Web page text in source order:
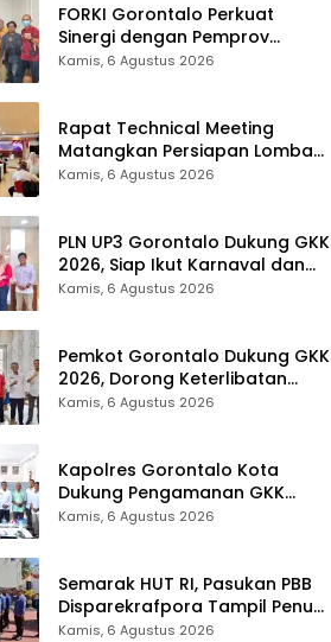
FORKI Gorontalo Perkuat
Sinergi dengan Pemprov
Jelang Kejurda Liga 1 Piala
Kamis, 6 Agustus 2026
Rapat Technical Meeting
Matangkan Persiapan Lomba
Olahraga Masyarakat Tingkat
Kamis, 6 Agustus 2026
PLN UP3 Gorontalo Dukung GKK
2026, Siap Ikut Karnaval dan
Pastikan Ketersediaan Listrik
Kamis, 6 Agustus 2026
Pemkot Gorontalo Dukung GKK
2026, Dorong Keterlibatan
UMKM dan Ekraf Lokal
Kamis, 6 Agustus 2026
Kapolres Gorontalo Kota
Dukung Pengamanan GKK
2026, Disparekrafpora Perkuat
Kamis, 6 Agustus 2026
Semarak HUT RI, Pasukan PBB
Disparekrafpora Tampil Penuh
Semangat
Kamis, 6 Agustus 2026